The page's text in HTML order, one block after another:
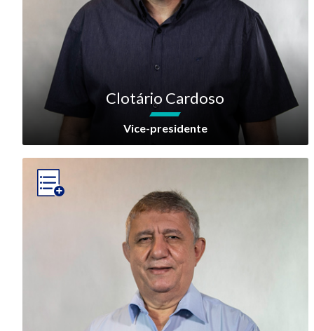
Clotário Cardoso
Vice-presidente